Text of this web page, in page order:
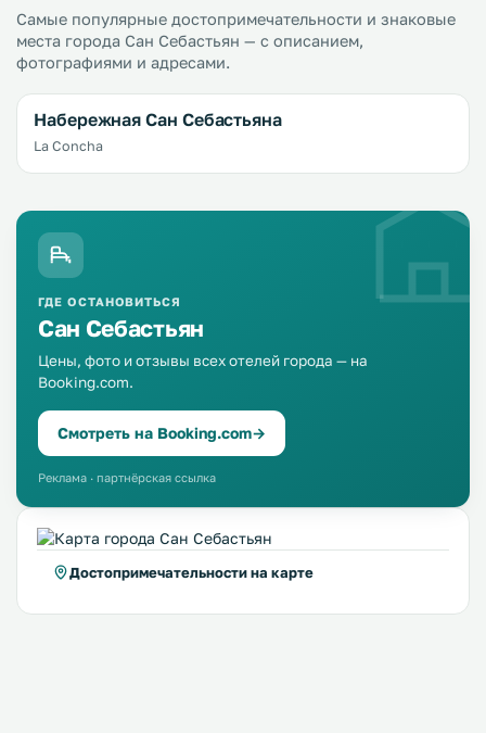
Самые популярные достопримечательности и знаковые
места города Сан Себастьян — с описанием,
фотографиями и адресами.
Набережная Сан Себастьяна
La Concha
ГДЕ ОСТАНОВИТЬСЯ
Сан Себастьян
Цены, фото и отзывы всех отелей города — на
Booking.com.
Смотреть на Booking.com→
Реклама · партнёрская ссылка
Достопримечательности на карте